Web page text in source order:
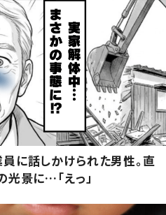
に話しかけられた男性。直
光景に…「えっ」